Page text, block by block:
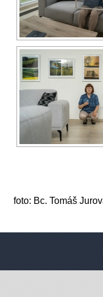
foto: Bc. Tomáš